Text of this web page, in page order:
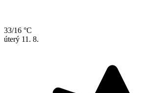
33/16 °C
úterý 11. 8.